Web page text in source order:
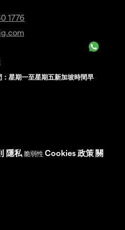
1776
星期一至星期五新加坡時間早
隱私 脆弱性 Cookies 政策 關